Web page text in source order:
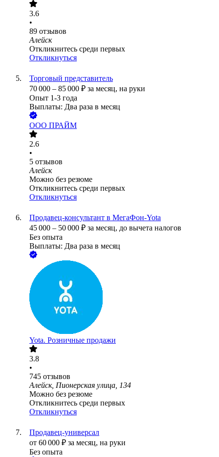
3.6
•
89 отзывов
Алейск
Откликнитесь среди первых
Откликнуться
Торговый представитель
70 000 – 85 000 ₽ за месяц, на руки
Опыт 1-3 года
Выплаты: Два раза в месяц
ООО ПРАЙМ
2.6
•
5 отзывов
Алейск
Можно без резюме
Откликнитесь среди первых
Откликнуться
Продавец-консультант в МегаФон-Yota
45 000 – 50 000 ₽ за месяц, до вычета налогов
Без опыта
Выплаты: Два раза в месяц
Yota. Розничные продажи
3.8
•
745 отзывов
Алейск, Пионерская улица, 134
Можно без резюме
Откликнитесь среди первых
Откликнуться
Продавец-универсал
от 60 000 ₽ за месяц, на руки
Без опыта